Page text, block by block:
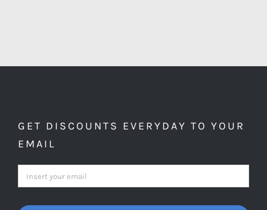
GET DISCOUNTS EVERYDAY TO YOUR
EMAIL